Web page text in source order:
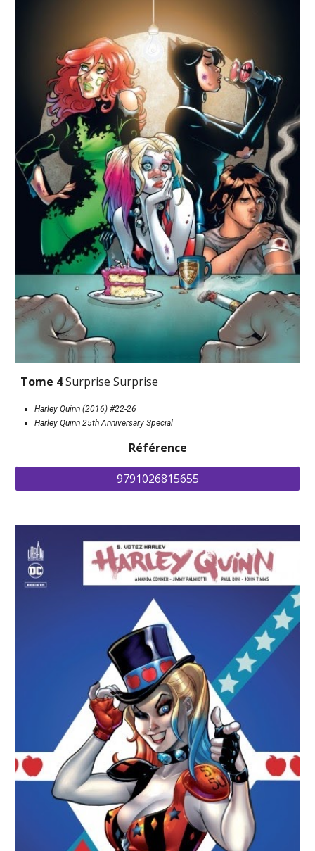
Tome 4 Surprise Surprise
Harley Quinn (2016) #22-26
Harley Quinn 25th Anniversary Special
Référence
9791026815655